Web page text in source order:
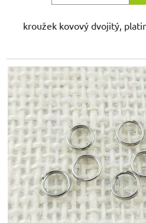
kroužek kovový dvojitý,